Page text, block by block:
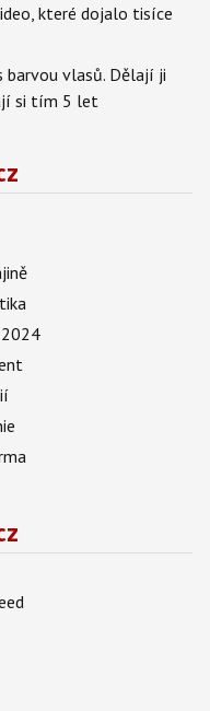
které dojalo tisíce
barvou vlasů. Dělají ji
si tím 5 let